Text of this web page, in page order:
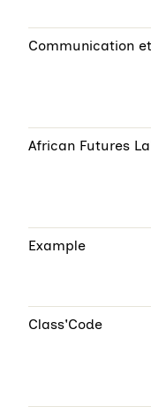
Communication
African Futures
Example
Class'Code